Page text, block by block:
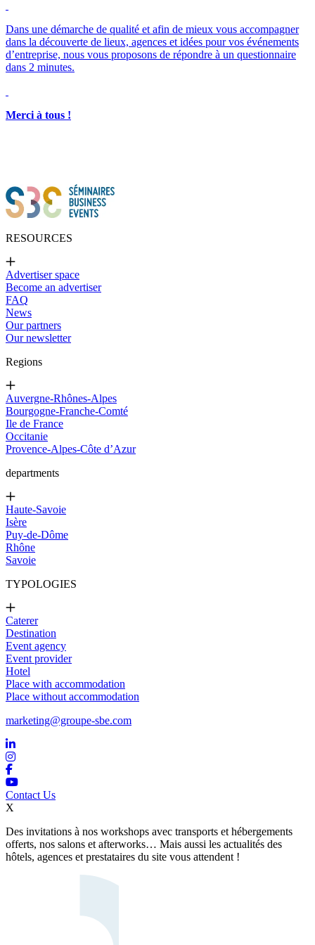
Merci à tous !
RESOURCES
Advertiser space
Become an advertiser
FAQ
News
Our partners
Our newsletter
Regions
Auvergne-Rhônes-Alpes
Bourgogne-Franche-Comté
Ile de France
Occitanie
Provence-Alpes-Côte d’Azur
departments
Haute-Savoie
Isère
Puy-de-Dôme
Rhône
Savoie
TYPOLOGIES
Caterer
Destination
Event agency
Event provider
Hotel
Place with accommodation
Place without accommodation
marketing@groupe-sbe.com
Contact Us
X
Des invitations à nos workshops avec transports et hébergements
offerts, nos salons et afterworks… Mais aussi les actualités des
hôtels, agences et prestataires du site vous attendent !